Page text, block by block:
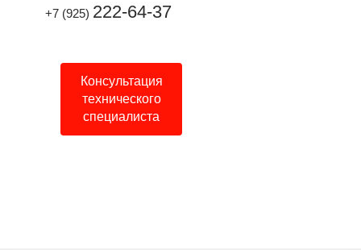
+7 (925) 222-64-37
Консультация
технического
специалиста